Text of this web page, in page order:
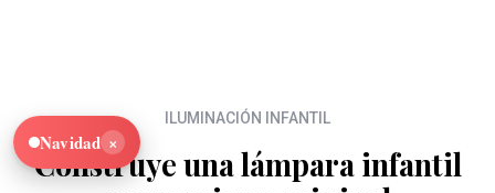
ILUMINACIÓN INFANTIL
Construye una lámpara infantil
Navidad ×